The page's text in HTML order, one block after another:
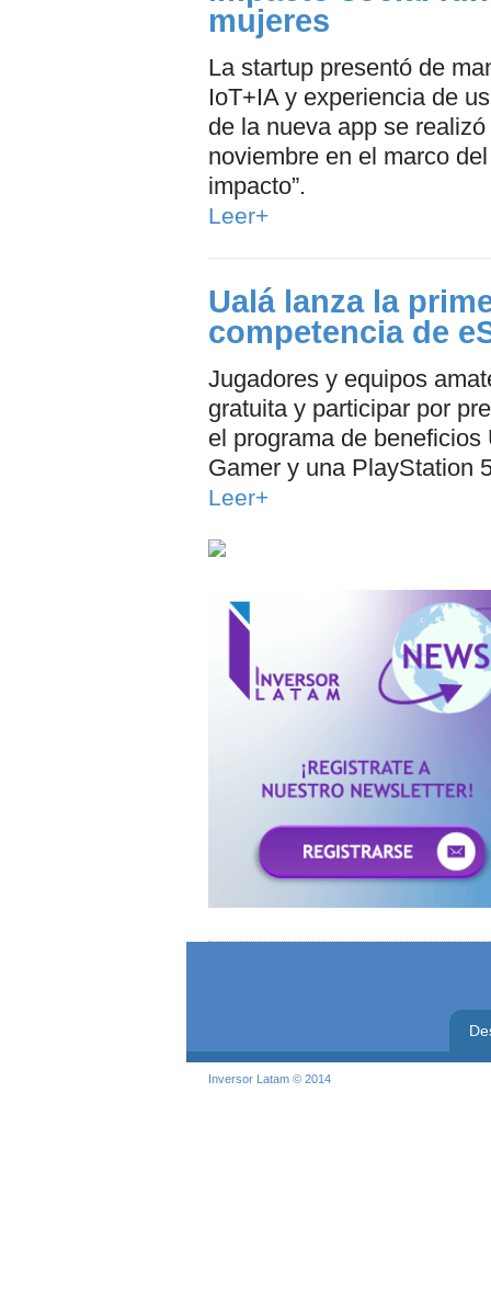
mujeres
La startup presentó de
IoT+IA y experiencia de
de la nueva app se
noviembre en el marco
impacto”.
Leer+
Ualá lanza la
competencia de
Jugadores y equipos
gratuita y participar por
el programa de
Gamer y una PlayStation
Leer+
Inversor Latam © 2014